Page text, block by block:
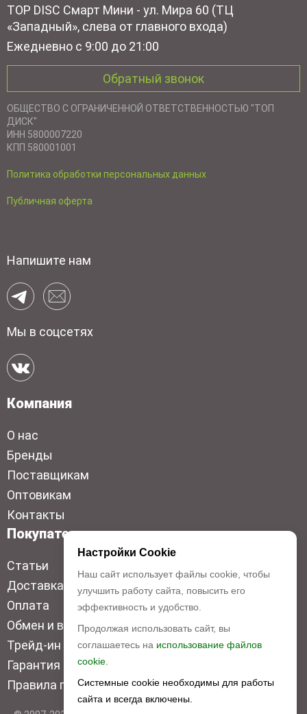
TOP DISC Смарт Мини - ул. Мира 60 (ТЦ
«Западный», слева от главного входа)
Ежедневно с 9:00 до 21:00
Обратный звонок
ОБЩЕСТВО С ОГРАНИЧЕННОЙ ОТВЕТСТВЕННОСТЬЮ "ТОП
ДИСК"
ИНН 5800007220
КПП 580001001
Политика обработки персональных данных
Публичная оферта
Напишите нам
Мы в соцсетях
Компания
О нас
Бренды
Поставщикам
Оптовикам
Контакты
Покупателям
Статьи
Доставка
Оплата
Обмен и возврат
Трейд-ин
Гарантия низкой цены
Правила продажи
Настройки Cookie
Наш сайт использует файлы cookie, чтобы
улучшить работу сайта, повысить его
эффективность и удобство.
Продолжая использовать сайт, вы
соглашаетесь на использование файлов
cookie.
Системные cookie необходимы для работы
сайта и всегда включены.